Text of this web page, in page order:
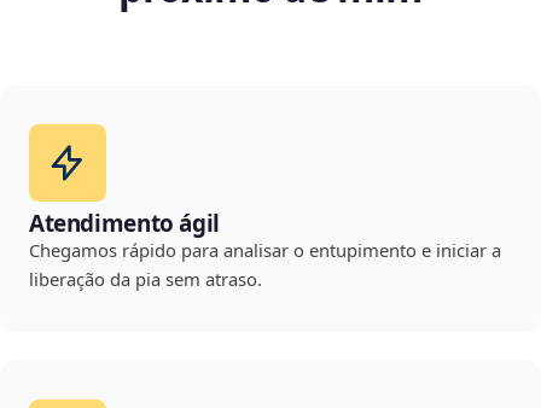
Atendimento ágil
Chegamos rápido para analisar o entupimento e iniciar a
liberação da pia sem atraso.